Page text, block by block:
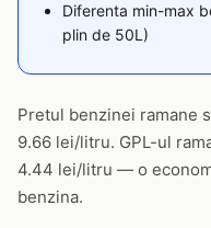
Diferenta min-max
plin de 50L)
Pretul benzinei ramane
9.66 lei/litru. GPL-ul
4.44 lei/litru — o
benzina.